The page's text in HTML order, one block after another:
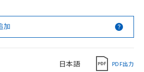
加
日本語 PDF出力